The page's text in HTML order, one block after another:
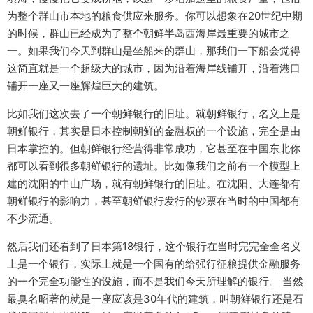
为整个群山市本地的粮食供应来服务。你可以想象在20世纪中期
的时候，群山已经成为了整个朝鲜半岛西海岸最重要的城市之
一。如果我们今天到群山是坐船来的群山，那我们一下船会觉得
这简直就是一个超级大的城市，因为沿着海岸线铺开，沿着港口
铺开一座又一座辉煌巨大的建筑。
比如我们这次去了一个朝鲜银行的旧址。就朝鲜银行，名义上是
朝鲜银行，其实是日本控制朝鲜的金融权的一个设施，完全是由
日本掌控的。但朝鲜银行经营得非常成功，它甚至在中国东北你
都可以看到很多朝鲜银行的遗址。比如像我们之前有一个模型上
建的沈阳的中山广场，就有朝鲜银行的旧址。在沈阳、大连都有
朝鲜银行的影响力，甚至朝鲜银行发行的钞票在当时的中国都有
不少流通。
然后我们还看到了日本第18银行，这个银行在当时完完全全名义
上是一个银行，实际上就是一个国有的给强行征粮提供金融服务
的一个完全功能性的设施，而不是我们今天所理解的银行。 当然
最臭名昭著的就是一座应该是30年代的建筑，叫朝鲜银行还是石